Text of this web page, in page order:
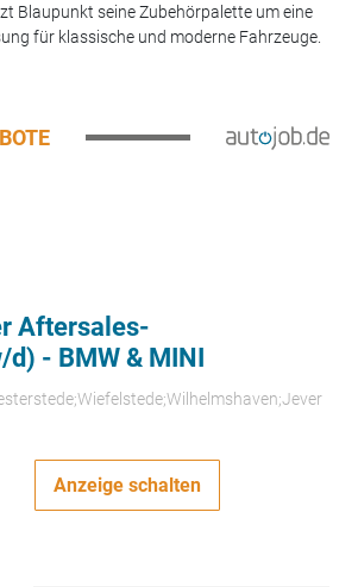
Blaupunkt seine Zubehörpalette um eine
für klassische und moderne Fahrzeuge.
Aftersales-
- BMW & MINI
Anzeige schalten